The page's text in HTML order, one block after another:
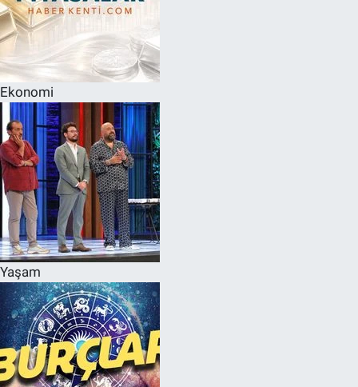
Ekonomi
Yaşam